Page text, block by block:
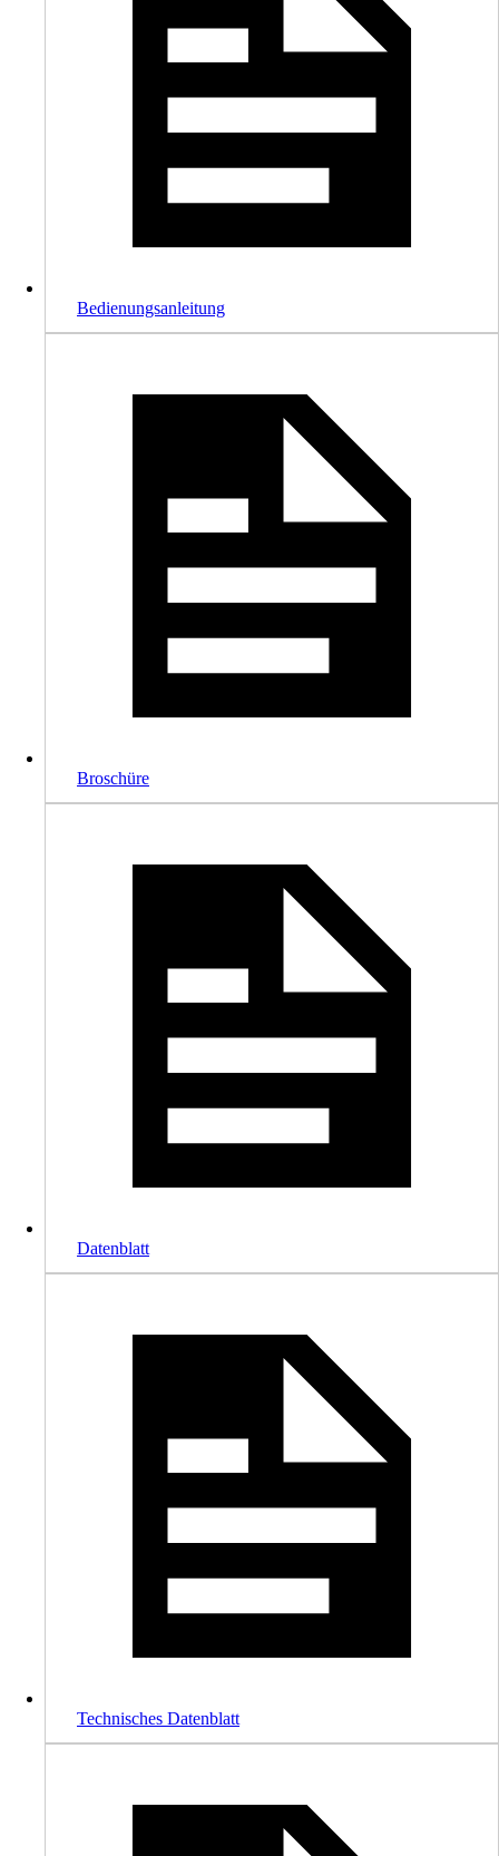
Bedienungsanleitung
Broschüre
Datenblatt
Technisches Datenblatt